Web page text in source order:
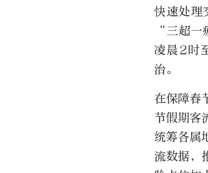
快速处理
“三超
凌晨2时
治。
在保障春
节假期客
统筹各属
流数据，